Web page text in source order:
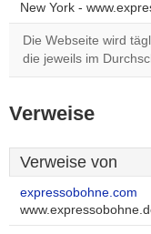
New York -
Die Webseite wird
die jeweils im
Verweise
Verweise von
expressobohne.com